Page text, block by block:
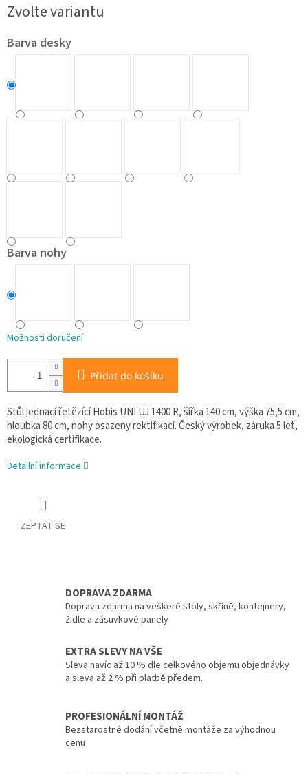
cena:
Zvolte variantu
Barva desky
Barva nohy
Možnosti doručení
Přidat do košíku
Stůl jednací řetězící Hobis UNI UJ 1400 R, šířka 140 cm, výška 75,5 cm,
hloubka 80 cm, nohy osazeny rektifikací. Český výrobek, záruka 5 let,
ekologická certifikace.
Detailní informace
ZEPTAT SE
DOPRAVA ZDARMA
Doprava zdarma na veškeré stoly, skříně, kontejnery,
židle a zásuvkové panely
EXTRA SLEVY NA VŠE
Sleva navíc až 10 % dle celkového objemu objednávky
a sleva až 2 % při platbě předem.
PROFESIONÁLNÍ MONTÁŽ
Bezstarostné dodání včetně montáže za výhodnou
cenu